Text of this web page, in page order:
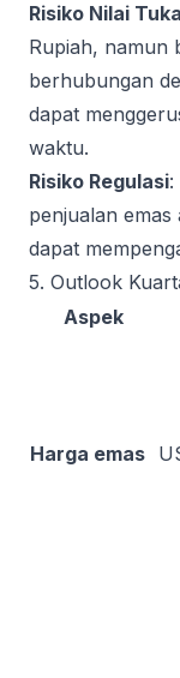
Risiko Nilai
Rupiah, namun
berhubungan
dapat
waktu.
Risiko Regulasi:
penjualan
dapat
5. Outlook
Aspek
Harga emas